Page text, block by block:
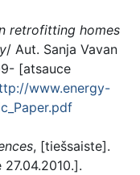
retrofitting homes
/ Aut. Sanja Vavan
[atsauce
www.energy-
, [tiešsaiste].